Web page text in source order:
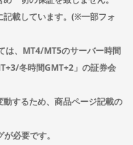
記載しています。(※一部フォ
は、MT4/MT5のサーバー時間
冬時間GMT+2」の証券会
動するため、商品ページ記載の
必要です。